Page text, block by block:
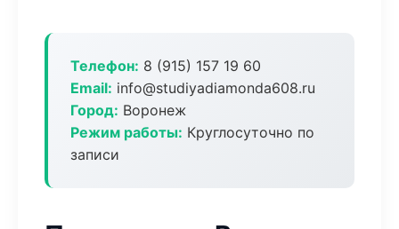
Телефон: 8 (915) 157 19 60
Email: info@studiyadiamonda608.ru
Город: Воронеж
Режим работы: Круглосуточно по
записи